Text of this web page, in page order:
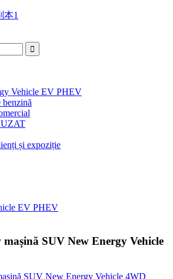
Vehicle EV PHEV
benzină
și expoziție
EV PHEV
SUV New Energy Vehicle